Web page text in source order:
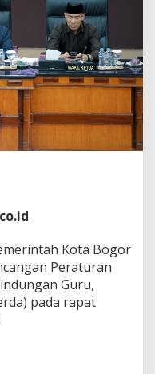
Kota Bogor
Peraturan
Guru,
pada rapat